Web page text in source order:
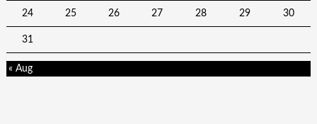
24 25 26 27 28 29 30
31
« Aug